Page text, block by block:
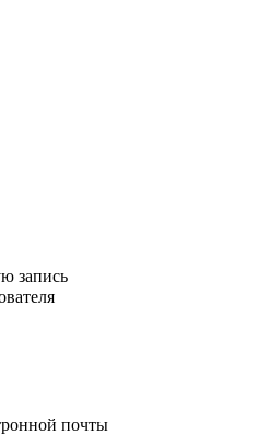
запись
почты